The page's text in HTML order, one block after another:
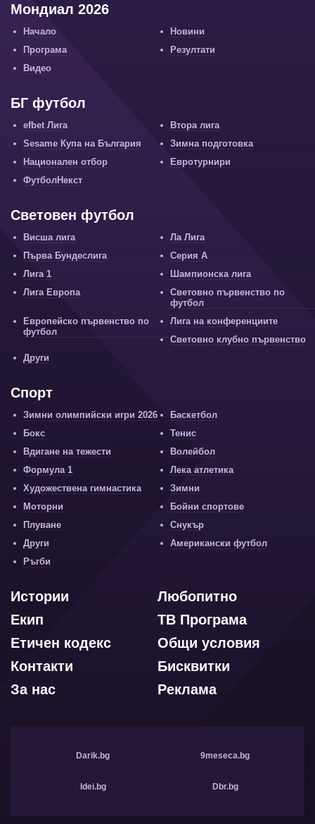
Мондиал 2026
Начало
Новини
Програма
Резултати
Видео
БГ футбол
efbet Лига
Втора лига
Sesame Купа на България
Зимна подготовка
Национален отбор
Евротурнири
ФутболНекст
Световен футбол
Висша лига
Ла Лига
Първа Бундеслига
Серия А
Лига 1
Шампионска лига
Лига Европа
Световно първенство по
футбол
Европейско първенство по
футбол
Лига на конференциите
Световно клубно първенство
Други
Спорт
Зимни олимпийски игри 2026
Баскетбол
Бокс
Тенис
Вдигане на тежести
Волейбол
Формула 1
Лека атлетика
Художествена гимнастика
Зимни
Моторни
Бойни спортове
Плуване
Снукър
Други
Американски футбол
Ръгби
Любопитно
Истории
ТВ Програма
Екип
Общи условия
Етичен кодекс
Бисквитки
Контакти
Реклама
За нас
Darik.bg 9meseca.bg
Idei.bg Dbr.bg